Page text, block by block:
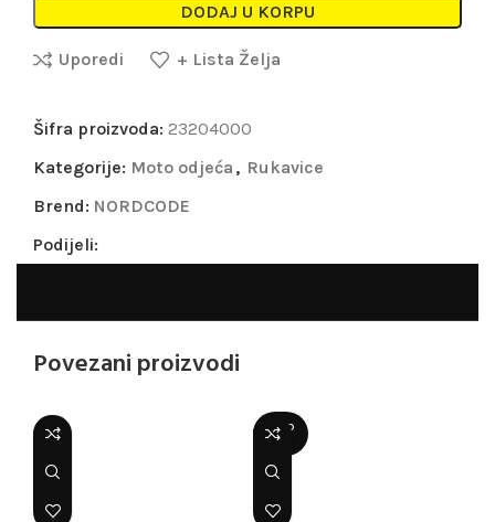
DODAJ U KORPU
Uporedi + Lista Želja
Šifra proizvoda: 23204000
Kategorije: Moto odjeća , Rukavice
Brend: NORDCODE
Podijeli:
Povezani proizvodi
SOLD
OUT